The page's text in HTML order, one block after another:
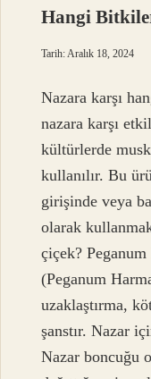
Hangi
Tarih: Aralık 18, 2024
Nazara karşı
nazara karşı
kültürlerde
kullanılır. Bu
girişinde veya
olarak
çiçek?
(Peganum
uzaklaştırma,
şanstır. Nazar
Nazar boncuğu